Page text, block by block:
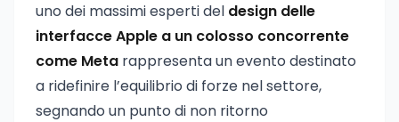
uno dei massimi esperti del design delle
interfacce Apple a un colosso concorrente
come Meta rappresenta un evento destinato
a ridefinire l’equilibrio di forze nel settore,
segnando un punto di non ritorno